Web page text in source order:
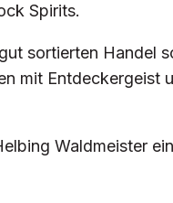
Spirits.
sortierten Handel
mit Entdeckergeist
Waldmeister